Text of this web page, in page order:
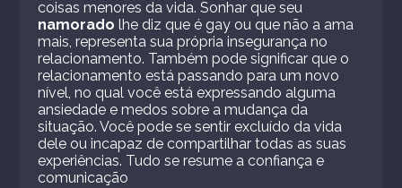
coisas menores da vida. Sonhar que seu
namorado lhe diz que é gay ou que não a ama
mais, representa sua própria insegurança no
relacionamento. Também pode significar que o
relacionamento está passando para um novo
nível, no qual você está expressando alguma
ansiedade e medos sobre a mudança da
situação. Você pode se sentir excluído da vida
dele ou incapaz de compartilhar todas as suas
experiências. Tudo se resume a confiança e
comunicação